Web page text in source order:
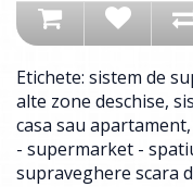
Etichete: sistem de
alte zone deschise,
casa sau apartament,
- supermarket -
supraveghere scara